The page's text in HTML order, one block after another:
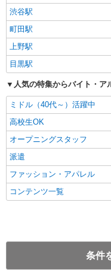
渋谷駅
町田駅
上野駅
目黒駅
人気の特集からバイト・ア
ミドル（40代～）活躍中
高校生OK
オープニングスタッフ
派遣
ファッション・アパレル
コンテンツ一覧
条件